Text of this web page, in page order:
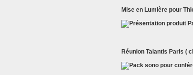
Mise en Lumière pour
Réunion Talantis Paris (